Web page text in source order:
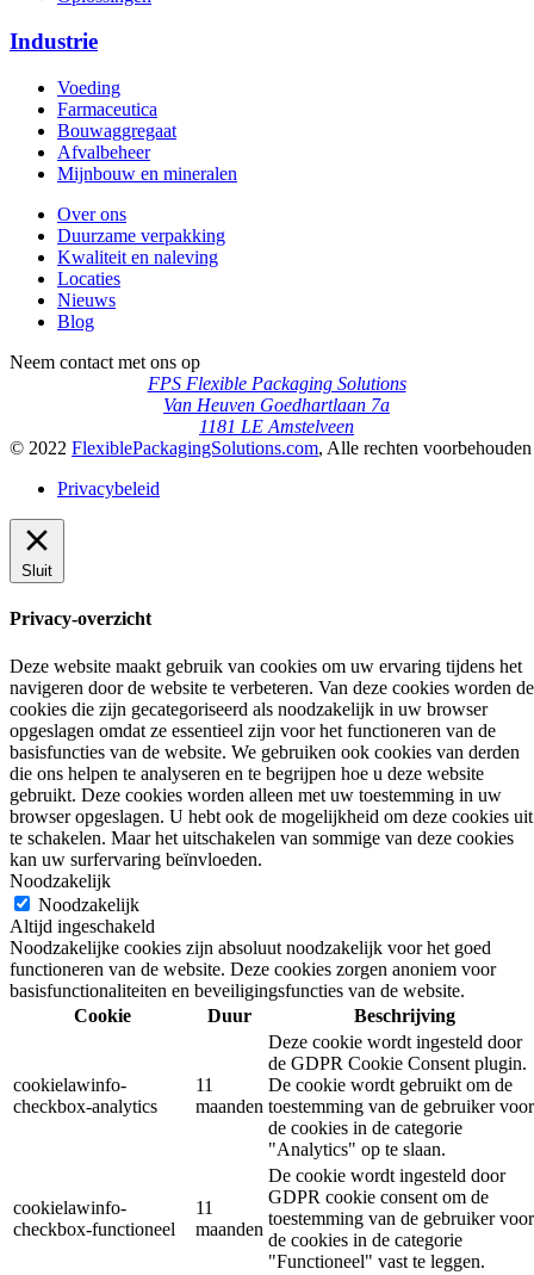
Industrie
Voeding
Farmaceutica
Bouwaggregaat
Afvalbeheer
Mijnbouw en mineralen
Over ons
Duurzame verpakking
Kwaliteit en naleving
Locaties
Nieuws
Blog
Neem contact met ons op
FPS Flexible Packaging Solutions
Van Heuven Goedhartlaan 7a
1181 LE Amstelveen
© 2022 FlexiblePackagingSolutions.com, Alle rechten voorbehouden
Privacybeleid
Sluit
Privacy-overzicht
Deze website maakt gebruik van cookies om uw ervaring tijdens het
navigeren door de website te verbeteren. Van deze cookies worden de
cookies die zijn gecategoriseerd als noodzakelijk in uw browser
opgeslagen omdat ze essentieel zijn voor het functioneren van de
basisfuncties van de website. We gebruiken ook cookies van derden
die ons helpen te analyseren en te begrijpen hoe u deze website
gebruikt. Deze cookies worden alleen met uw toestemming in uw
browser opgeslagen. U hebt ook de mogelijkheid om deze cookies uit
te schakelen. Maar het uitschakelen van sommige van deze cookies
kan uw surfervaring beïnvloeden.
Noodzakelijk
Noodzakelijk
Altijd ingeschakeld
Noodzakelijke cookies zijn absoluut noodzakelijk voor het goed
functioneren van de website. Deze cookies zorgen anoniem voor
basisfunctionaliteiten en beveiligingsfuncties van de website.
Cookie
Duur Beschrijving
cookielawinfo-
checkbox-analytics
11
maanden
Deze cookie wordt ingesteld door
de GDPR Cookie Consent plugin.
De cookie wordt gebruikt om de
toestemming van de gebruiker voor
de cookies in de categorie
"Analytics" op te slaan.
cookielawinfo-
checkbox-functioneel
11
maanden
De cookie wordt ingesteld door
GDPR cookie consent om de
toestemming van de gebruiker voor
de cookies in de categorie
"Functioneel" vast te leggen.